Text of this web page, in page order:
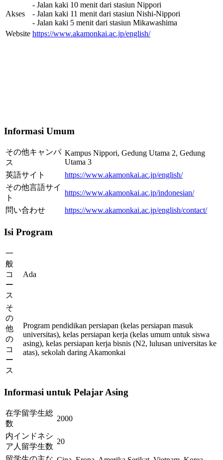
Akses
- Jalan kaki 10 menit dari stasiun Nippori
- Jalan kaki 11 menit dari stasiun Nishi-Nippori
- Jalan kaki 5 menit dari stasiun Mikawashima
Website https://www.akamonkai.ac.jp/english/
Informasi Umum
その他キャンパ
ス
Kampus Nippori, Gedung Utama 2, Gedung
Utama 3
英語サイト
https://www.akamonkai.ac.jp/english/
その他言語サイ
ト
https://www.akamonkai.ac.jp/indonesian/
問い合わせ https://www.akamonkai.ac.jp/english/contact/
Isi Program
一
般
コ
ー
ス
Ada
そ
の
他
の
コ
ー
ス
Program pendidikan persiapan (kelas persiapan masuk
universitas), kelas persiapan kerja (kelas umum untuk siswa
asing), kelas persiapan kerja bisnis (N2, lulusan universitas ke
atas), sekolah daring Akamonkai
Informasi untuk Pelajar Asing
在学留学生総
数
2000
内インドネシ
ア人留学生数
20